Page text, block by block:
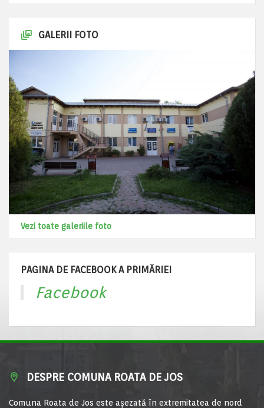
GALERII FOTO
Vezi toate galeriile foto
PAGINA DE FACEBOOK A PRIMĂRIEI
Facebook
DESPRE COMUNA ROATA DE JOS
Comuna Roata de Jos este aşezată în extremitatea de nord